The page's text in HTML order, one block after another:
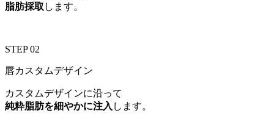
脂肪採取 します。
STEP 02
唇カスタムデザイン
カスタムデザインに沿って
純粋脂肪を細やかに注入 します。